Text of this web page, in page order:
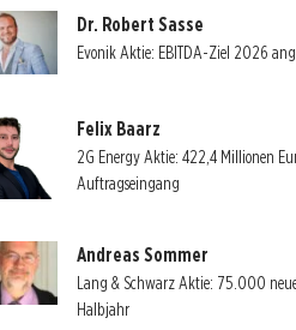
Dr. Robert Sasse
Evonik Aktie: EBITDA-Ziel 2026
Felix Baarz
2G Energy Aktie: 422,4 Millionen
Auftragseingang
Andreas Sommer
Lang & Schwarz Aktie: 75.000
Halbjahr